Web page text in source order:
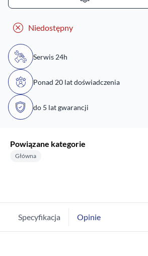
Niedostępny
Serwis 24h
Ponad 20 lat doświadczenia
do 5 lat gwarancji
Powiązane kategorie
Główna
Specyfikacja Opinie